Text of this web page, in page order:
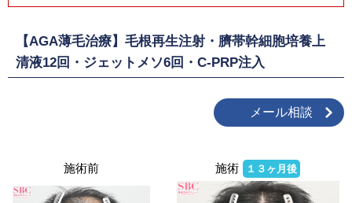
【AGA薄毛治療】毛根再生注射・臍帯幹細胞培養上
清液12回・ジェットメソ6回・C-PRP注入
メール相談
施術前 施術 １３ヶ月後